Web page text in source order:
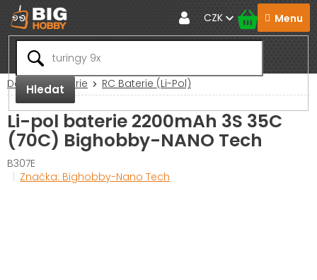
Přejít
na
obsah
Hledat
CZK
Domů Baterie RC Baterie (Li-Pol)
Li-pol baterie 2200mAh 3S 35C
(70C) Bighobby-NANO Tech
B307E
Značka: Bighobby-Nano Tech